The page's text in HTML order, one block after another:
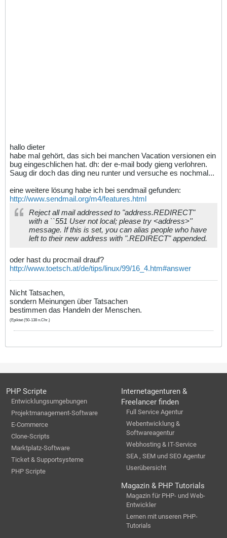
hallo dieter
habe mal gehört, das sich bei manchen Vacation versionen ein
bug eingeschlichen hat. dh: der e-mail body gieng verlohren.
Saug dir doch das ding neu runter und versuche es nochmal...
eine weitere lösung habe ich bei sendmail gefunden:
http://www.sendmail.org/m4/features.html
Reject all mail addressed to "address.REDIRECT"
with a ``551 User not local; please try <address>''
message. If this is set, you can alias people who have
left to their new address with ".REDIRECT" appended.
oder hast du procmail drauf?
http://www.toetsch.at/de/tips/linux/99/16_4.htm#answer
Nicht Tatsachen,
sondern Meinungen über Tatsachen
bestimmen das Handeln der Menschen.
(Epiktet (50-138 n.Chr.)
PHP Scripte
Entwicklungsumgebungen
Projektmanagement-Software
E-Commerce
Clone-Scripts
Marktplatz-Software
Ticket & Supportsysteme
PHP Scripte
Internetagenturen &
Freelancer finden
Full Service Agentur
Webentwicklung &
Softwareagentur
Webhosting & IT-Service
SEA , SEM und SEO Agentur
Userübersicht
Magazin & PHP Tutorials
Magazin für PHP- und Web-
Entwickler
Lernen mit unseren PHP-
Tutorials